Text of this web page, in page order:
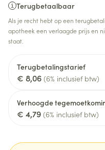
Terugbetaalbaar
Als je recht hebt op een
apotheek een verlaagde prijs en
staat.
Terugbetalingstarief
€ 8,06 (6% inclusief btw)
Verhoogde
€ 4,79 (6% inclusief btw)